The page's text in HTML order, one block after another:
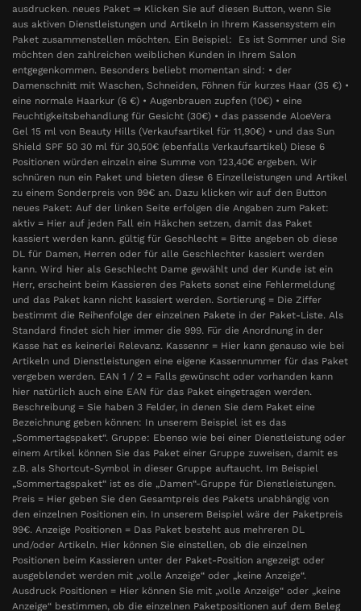
ausdrucken. neues Paket ⇒ Klicken Sie auf diesen Button, wenn Sie
aus aktiven Dienstleistungen und Artikeln in Ihrem Kassensystem ein
Paket zusammenstellen möchten. Ein Beispiel: Es ist Sommer und Sie
möchten den zahlreichen weiblichen Kunden in Ihrem Salon
entgegenkommen. Besonders beliebt momentan sind: • der
Damenschnitt mit Waschen, Schneiden, Föhnen für kurzes Haar (35 €) •
eine normale Haarkur (6 €) • Augenbrauen zupfen (10€) • eine
Feuchtigkeitsbehandlung für Gesicht (30€) • das passende AloeVera
Gel 15 ml von Beauty Hills (Verkaufsartikel für 11,90€) • und das Sun
Shield SPF 50 30 ml für 30,50€ (ebenfalls Verkaufsartikel) Diese 6
Positionen würden einzeln eine Summe von 123,40€ ergeben. Wir
schnüren nun ein Paket und bieten diese 6 Einzelleistungen und Artikel
zu einem Sonderpreis von 99€ an. Dazu klicken wir auf den Button
neues Paket: Auf der linken Seite erfolgen die Angaben zum Paket:
aktiv = Hier auf jeden Fall ein Häkchen setzen, damit das Paket
kassiert werden kann. gültig für Geschlecht = Bitte angeben ob diese
DL für Damen, Herren oder für alle Geschlechter kassiert werden
kann. Wird hier als Geschlecht Dame gewählt und der Kunde ist ein
Herr, erscheint beim Kassieren des Pakets sonst eine Fehlermeldung
und das Paket kann nicht kassiert werden. Sortierung = Die Ziffer
bestimmt die Reihenfolge der einzelnen Pakete in der Paket-Liste. Als
Standard findet sich hier immer die 999. Für die Anordnung in der
Kasse hat es keinerlei Relevanz. Kassennr = Hier kann genauso wie bei
Artikeln und Dienstleistungen eine eigene Kassennummer für das Paket
vergeben werden. EAN 1 / 2 = Falls gewünscht oder vorhanden kann
hier natürlich auch eine EAN für das Paket eingetragen werden.
Beschreibung = Sie haben 3 Felder, in denen Sie dem Paket eine
Bezeichnung geben können: In unserem Beispiel ist es das
„Sommertagspaket“. Gruppe: Ebenso wie bei einer Dienstleistung oder
einem Artikel können Sie das Paket einer Gruppe zuweisen, damit es
z.B. als Shortcut-Symbol in dieser Gruppe auftaucht. Im Beispiel
„Sommertagspaket“ ist es die „Damen“-Gruppe für Dienstleistungen.
Preis = Hier geben Sie den Gesamtpreis des Pakets unabhängig von
den einzelnen Positionen ein. In unserem Beispiel wäre der Paketpreis
99€. Anzeige Positionen = Das Paket besteht aus mehreren DL
und/oder Artikeln. Hier können Sie einstellen, ob die einzelnen
Positionen beim Kassieren unter der Paket-Position angezeigt oder
ausgeblendet werden mit „volle Anzeige“ oder „keine Anzeige“.
Ausdruck Positionen = Hier können Sie mit „volle Anzeige“ oder „keine
Anzeige“ bestimmen, ob die einzelnen Paketpositionen auf dem Beleg